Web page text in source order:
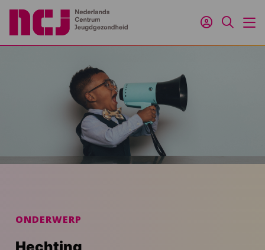
Inloggen
Zoeken
ONDERWERP